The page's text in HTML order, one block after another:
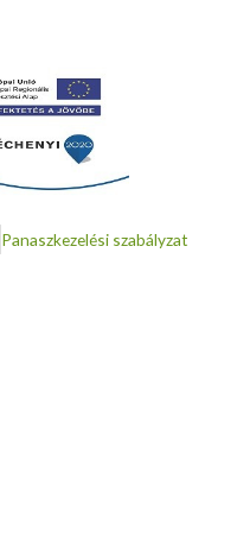
Panaszkezelési szabályzat